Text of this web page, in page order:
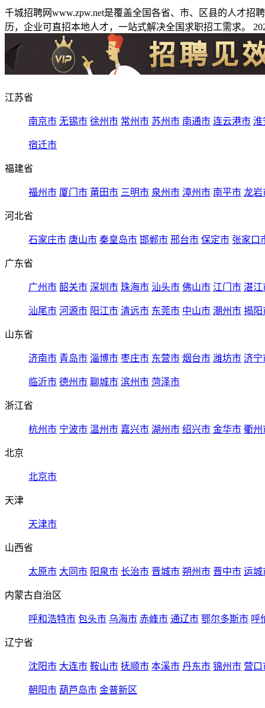
千城招聘网www.zpw.net是覆盖全国各省、市、区县的人才
历，企业可直招本地人才，一站式解决全国求职招工需求。
江苏省
南京市 无锡市 徐州市 常州市 苏州市 南通市 连云港市 淮
宿迁市
福建省
福州市 厦门市 莆田市 三明市 泉州市 漳州市 南平市 龙岩
河北省
石家庄市 唐山市 秦皇岛市 邯郸市 邢台市 保定市 张家口
广东省
广州市 韶关市 深圳市 珠海市 汕头市 佛山市 江门市 湛江
汕尾市 河源市 阳江市 清远市 东莞市 中山市 潮州市 揭阳
山东省
济南市 青岛市 淄博市 枣庄市 东营市 烟台市 潍坊市 济宁
临沂市 德州市 聊城市 滨州市 菏泽市
浙江省
杭州市 宁波市 温州市 嘉兴市 湖州市 绍兴市 金华市 衢州
北京
北京市
天津
天津市
山西省
太原市 大同市 阳泉市 长治市 晋城市 朔州市 晋中市 运城
内蒙古自治区
呼和浩特市 包头市 乌海市 赤峰市 通辽市 鄂尔多斯市 呼
辽宁省
沈阳市 大连市 鞍山市 抚顺市 本溪市 丹东市 锦州市 营口
朝阳市 葫芦岛市 金普新区